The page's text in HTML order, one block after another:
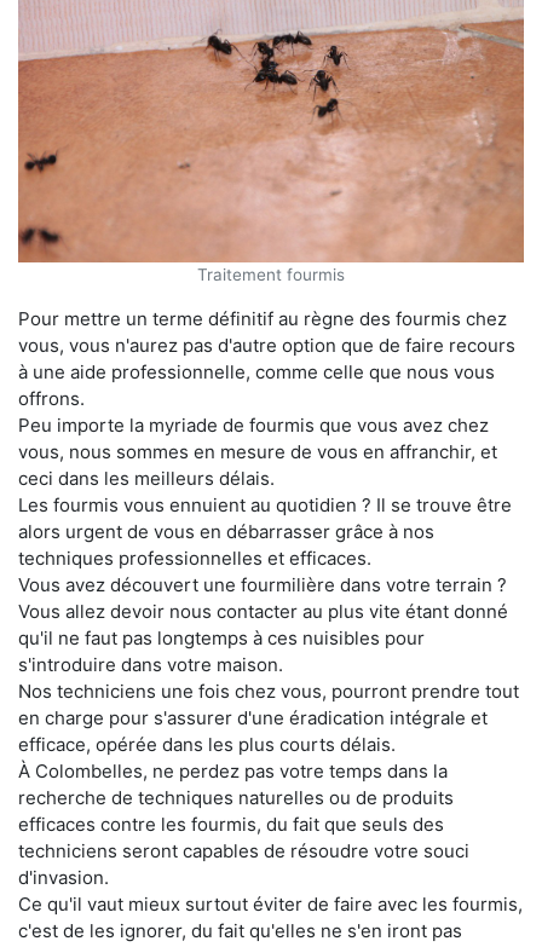
Traitement fourmis
Pour mettre un terme définitif au règne des fourmis chez
vous, vous n'aurez pas d'autre option que de faire recours
à une aide professionnelle, comme celle que nous vous
offrons.
Peu importe la myriade de fourmis que vous avez chez
vous, nous sommes en mesure de vous en affranchir, et
ceci dans les meilleurs délais.
Les fourmis vous ennuient au quotidien ? Il se trouve être
alors urgent de vous en débarrasser grâce à nos
techniques professionnelles et efficaces.
Vous avez découvert une fourmilière dans votre terrain ?
Vous allez devoir nous contacter au plus vite étant donné
qu'il ne faut pas longtemps à ces nuisibles pour
s'introduire dans votre maison.
Nos techniciens une fois chez vous, pourront prendre tout
en charge pour s'assurer d'une éradication intégrale et
efficace, opérée dans les plus courts délais.
À Colombelles, ne perdez pas votre temps dans la
recherche de techniques naturelles ou de produits
efficaces contre les fourmis, du fait que seuls des
techniciens seront capables de résoudre votre souci
d'invasion.
Ce qu'il vaut mieux surtout éviter de faire avec les fourmis,
c'est de les ignorer, du fait qu'elles ne s'en iront pas